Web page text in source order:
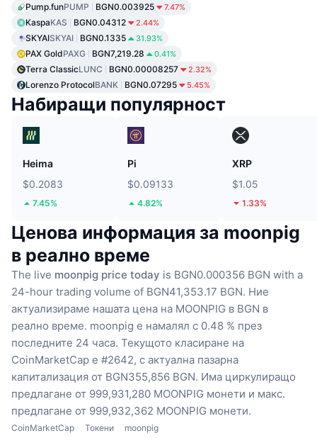
Pump.funPUMP BGN0.003925 7.47%
KaspaKAS BGN0.04312 2.44%
SKYAISKYAI BGN0.1335 31.93%
PAX GoldPAXG BGN7,219.28 0.41%
Terra ClassicLUNC BGN0.00008257 2.32%
Lorenzo ProtocolBANK BGN0.07295 5.45%
Набиращи популярност
Heima
$0.2083
7.45%
Pi
$0.09133
4.82%
XRP
$1.05
1.33%
Ценова информация за moonpig
в реално време
The live moonpig price today is BGN0.000356 BGN with a
24-hour trading volume of BGN41,353.17 BGN. Ние
актуализираме нашата цена на MOONPIG в BGN в
реално време. moonpig е намалял с 0.48 % през
последните 24 часа. Текущото класиране на
CoinMarketCap е #2642, с актуална пазарна
капитализация от BGN355,856 BGN. Има циркулиращо
предлагане от 999,931,280 MOONPIG монети и макс.
предлагане от 999,932,362 MOONPIG монети.
CoinMarketCap Токени moonpig